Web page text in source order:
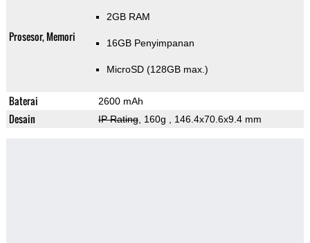
Prosesor, Memori
2GB RAM
16GB Penyimpanan
MicroSD (128GB max.)
Baterai 2600 mAh
Desain IP Rating, 160g , 146.4x70.6x9.4 mm